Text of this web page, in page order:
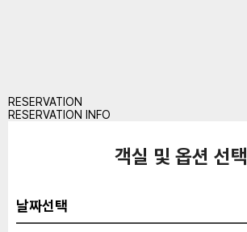
RESERVATION
RESERVATION INFO
객실 및 옵션 선택
날짜선택